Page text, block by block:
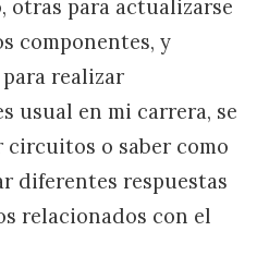
otras para actualizarse
componentes, y
realizar
usual en mi carrera, se
o saber como
diferentes respuestas
relacionados con el